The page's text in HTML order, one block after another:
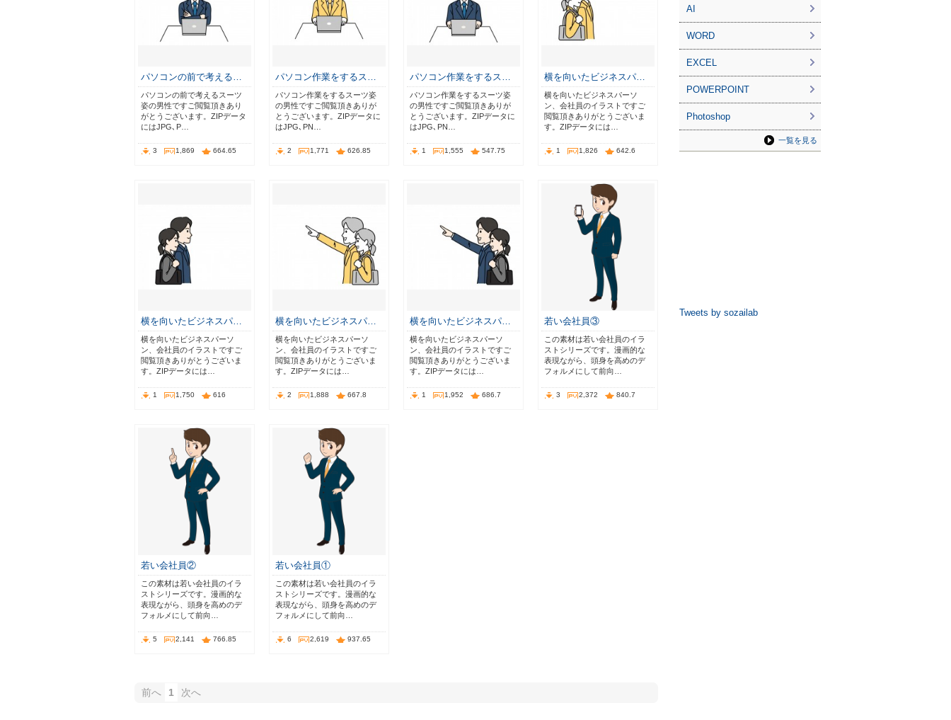
パソコンの前で考える…
パソコンの前で考えるスーツ
姿の男性ですご閲覧頂きあり
がとうございます。ZIPデータ
にはJPG､P…
3 1,869 664.65
パソコン作業をするス…
パソコン作業をするスーツ姿
の男性ですご閲覧頂きありが
とうございます。ZIPデータに
はJPG､PN…
2 1,771 626.85
パソコン作業をするス…
パソコン作業をするスーツ姿
の男性ですご閲覧頂きありが
とうございます。ZIPデータに
はJPG､PN…
1 1,555 547.75
横を向いたビジネスパ…
横を向いたビジネスパーソ
ン、会社員のイラストですご
閲覧頂きありがとうございま
す。ZIPデータには…
1 1,826 642.6
横を向いたビジネスパ…
横を向いたビジネスパーソ
ン、会社員のイラストですご
閲覧頂きありがとうございま
す。ZIPデータには…
1 1,750 616
横を向いたビジネスパ…
横を向いたビジネスパーソ
ン、会社員のイラストですご
閲覧頂きありがとうございま
す。ZIPデータには…
2 1,888 667.8
横を向いたビジネスパ…
横を向いたビジネスパーソ
ン、会社員のイラストですご
閲覧頂きありがとうございま
す。ZIPデータには…
1 1,952 686.7
若い会社員③
この素材は若い会社員のイラ
ストシリーズです。漫画的な
表現ながら、頭身を高めのデ
フォルメにして前向…
3 2,372 840.7
若い会社員②
この素材は若い会社員のイラ
ストシリーズです。漫画的な
表現ながら、頭身を高めのデ
フォルメにして前向…
5 2,141 766.85
若い会社員①
この素材は若い会社員のイラ
ストシリーズです。漫画的な
表現ながら、頭身を高めのデ
フォルメにして前向…
6 2,619 937.65
前へ 1 次へ
AI
WORD
EXCEL
POWERPOINT
Photoshop
一覧を見る
Tweets by sozailab